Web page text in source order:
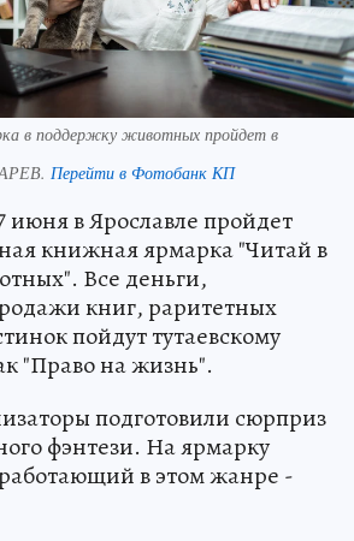
в поддержку животных пройдет в
Перейти в Фотобанк КП
июня в Ярославле пройдет
книжная ярмарка "Читай в
Все деньги,
книг, раритетных
пойдут тутаевскому
"Право на жизнь".
подготовили сюрприз
фэнтези. На ярмарку
в этом жанре -